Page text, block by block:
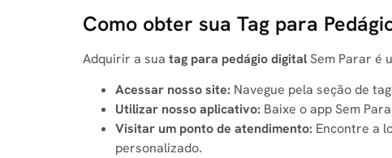
Como obter sua Tag para
Adquirir a sua tag para pedágio digitalSem Parar é
Acessar nosso site: Navegue pela seção de
Utilizar nosso aplicativo: Baixe o app Sem
Visitar um ponto de atendimento: Encontre a
personalizado.